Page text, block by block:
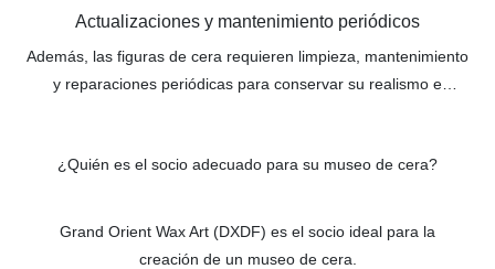
Actualizaciones y mantenimiento periódicos
Además, las figuras de cera requieren limpieza, mantenimiento
y reparaciones periódicas para conservar su realismo e
mantenimiento que garanticen la durabilidad de las figuras y las
¿Quién es el socio adecuado para su museo de cera?
Grand Orient Wax Art (DXDF) es el socio ideal para la
creación de un museo de cera.